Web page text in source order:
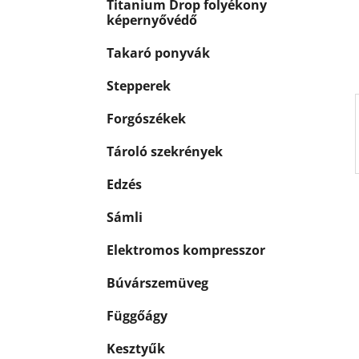
Titanium Drop folyékony
képernyővédő
Takaró ponyvák
Stepperek
Forgószékek
Tároló szekrények
Edzés
Sámli
Elektromos kompresszor
Búvárszemüveg
Függőágy
Kesztyűk